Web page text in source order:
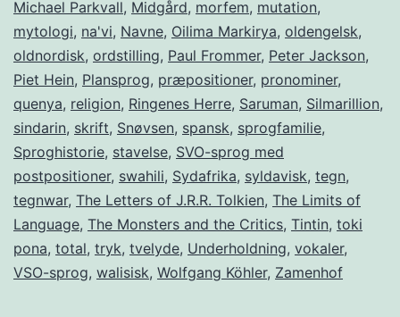
Michael Parkvall, Midgård, morfem, mutation,
mytologi, na'vi, Navne, Oilima Markirya, oldengelsk,
oldnordisk, ordstilling, Paul Frommer, Peter Jackson,
Piet Hein, Plansprog, præpositioner, pronominer,
quenya, religion, Ringenes Herre, Saruman, Silmarillion,
sindarin, skrift, Snøvsen, spansk, sprogfamilie,
Sproghistorie, stavelse, SVO-sprog med
postpositioner, swahili, Sydafrika, syldavisk, tegn,
tegnwar, The Letters of J.R.R. Tolkien, The Limits of
Language, The Monsters and the Critics, Tintin, toki
pona, total, tryk, tvelyde, Underholdning, vokaler,
VSO-sprog, walisisk, Wolfgang Köhler, Zamenhof